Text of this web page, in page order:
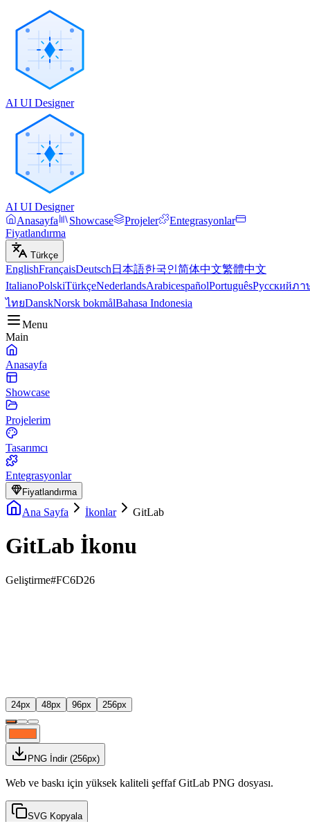
AI UI Designer
AI UI Designer
Anasayfa
Showcase Projeler
Entegrasyonlar
Fiyatlandırma
Türkçe
EnglishFrançaisDeutsch 日本語한국인简体中文繁體中文
ItalianoPolskiTürkçeNederlandsArabicespañolPortuguêsРусскийภา
ไทยDanskNorsk bokmålBahasa Indonesia
Menu
Main
Anasayfa
Showcase
Projelerim
Tasarımcı
Entegrasyonlar
Fiyatlandırma
Ana Sayfa İkonlar GitLab
GitLab İkonu
Geliştirme#FC6D26
24px 48px 96px 256px
PNG İndir(256px)
Web ve baskı için yüksek kaliteli şeffaf GitLab PNG dosyası.
SVG Kopyala